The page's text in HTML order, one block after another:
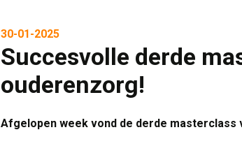
30-01-2025
Succesvolle derde
ouderenzorg!
Afgelopen week vond de derde masterclass